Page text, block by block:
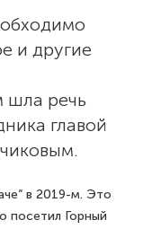
и другие
шла речь
главой
в 2019-м. Это
посетил Горный